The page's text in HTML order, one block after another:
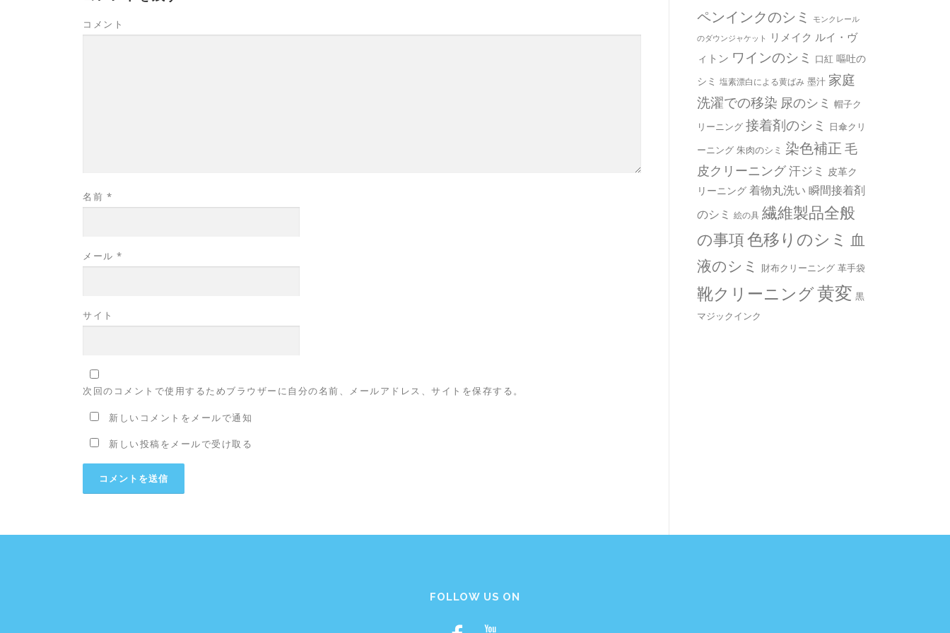
コメント
名前 *
メール *
サイト
次回のコメントで使用するためブラウザーに自分の名前、メールアドレス、サイトを保存する。
新しいコメントをメールで通知
新しい投稿をメールで受け取る
ペンインクのシミ
モンクレール
のダウンジャケット
リメイク ルイ・ヴ
ィトン ワインのシミ 口紅 嘔吐の
シミ 塩素漂白による黄ばみ 墨汁 家庭
洗濯での移染 尿のシミ 帽子ク
リーニング 接着剤のシミ
日傘クリ
ーニング 朱肉のシミ 染色補正 毛
皮クリーニング汗ジミ 皮革ク
リーニング 着物丸洗い 瞬間接着剤
のシミ 絵の具 繊維製品全般
の事項色移りのシミ 血
液のシミ
財布クリーニング 革手袋
靴クリーニング黄変 黒
マジックインク
FOLLOW US ON